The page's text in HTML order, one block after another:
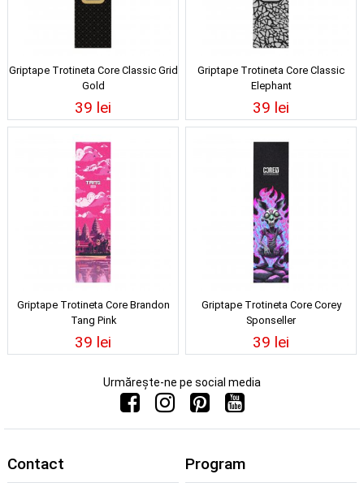
Griptape Trotineta Core Classic Grid
Gold
39 lei
Griptape Trotineta Core Classic
Elephant
39 lei
Griptape Trotineta Core Brandon
Tang Pink
39 lei
Griptape Trotineta Core Corey
Sponseller
39 lei
Urmărește-ne pe social media
Contact Program